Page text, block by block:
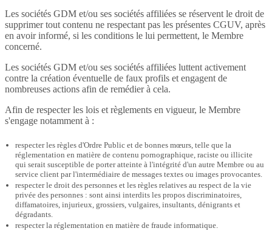
Les sociétés GDM et/ou ses sociétés affiliées se réservent le droit de
supprimer tout contenu ne respectant pas les présentes CGUV, après
en avoir informé, si les conditions le lui permettent, le Membre
concerné.
Les sociétés GDM et/ou ses sociétés affiliées luttent activement
contre la création éventuelle de faux profils et engagent de
nombreuses actions afin de remédier à cela.
Afin de respecter les lois et règlements en vigueur, le Membre
s'engage notamment à :
respecter les règles d'Ordre Public et de bonnes mœurs, telle que la
réglementation en matière de contenu pornographique, raciste ou illicite
qui serait susceptible de porter atteinte à l'intégrité d'un autre Membre ou au
service client par l'intermédiaire de messages textes ou images provocantes.
respecter le droit des personnes et les règles relatives au respect de la vie
privée des personnes : sont ainsi interdits les propos discriminatoires,
diffamatoires, injurieux, grossiers, vulgaires, insultants, dénigrants et
dégradants.
respecter la réglementation en matière de fraude informatique.